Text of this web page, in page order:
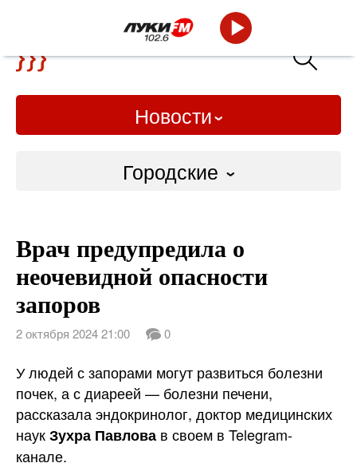
Новости
Городские
Слово Дело
Народные
ВТРК
Врач предупредила о
неочевидной опасности
запоров
2 октября 2024 21:00 0
У людей с запорами могут развиться болезни
почек, а с диареей — болезни печени,
рассказала эндокринолог, доктор медицинских
наукЗухра Павлова в своем в Telegram-
канале.